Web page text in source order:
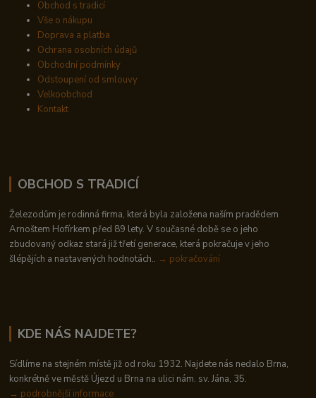
Obchod s tradicí
Vše o nákupu
Doprava a platba
Ochrana osobních údajů
Obchodní podmínky
Odstoupení od smlouvy
Velkoobchod
Kontakt
OBCHOD S TRADICÍ
Železodům je rodinná firma, která byla založena naším pradědem
Arnoštem Hofírkem před 89 lety. V současné době se o jeho
zbudovaný odkaz stará již třetí generace, která pokračuje v jeho
šlépějích a nastavených hodnotách.. → pokračování
KDE NÁS NAJDETE?
Sídlíme na stejném místě již od roku 1932. Najdete nás nedalo Brna,
konkrétně ve městě Újezd u Brna na ulici nám. sv. Jána, 35.
→ podrobnější informace